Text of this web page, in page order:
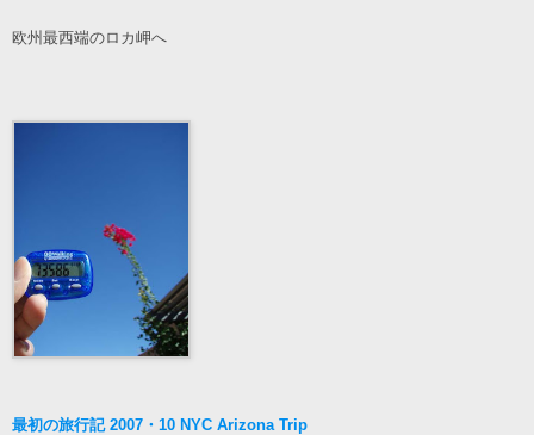
欧州最西端のロカ岬へ
最初の旅行記 2007・10 NYC Arizona Trip